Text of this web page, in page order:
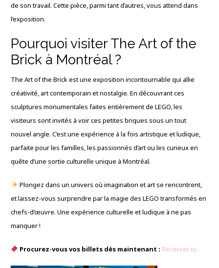
de son travail. Cette pièce, parmi tant d’autres, vous attend dans
l’exposition.
Pourquoi visiter The Art of the
Brick à Montréal ?
The Art of the Brick est une exposition incontournable qui allie
créativité, art contemporain et nostalgie. En découvrant ces
sculptures monumentales faites entièrement de LEGO, les
visiteurs sont invités à voir ces petites briques sous un tout
nouvel angle. C’est une expérience à la fois artistique et ludique,
parfaite pour les familles, les passionnés d’art ou les curieux en
quête d’une sortie culturelle unique à Montréal.
Plongez dans un univers où imagination et art se rencontrent,
et laissez-vous surprendre par la magie des LEGO transformés en
chefs-d’œuvre. Une expérience culturelle et ludique à ne pas
manquer !
Procurez-vous vos billets dès maintenant : Réserver ici